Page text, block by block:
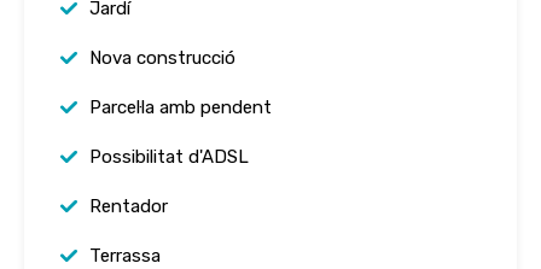
Jardí
Nova construcció
Parcel·la amb pendent
Possibilitat d'ADSL
Rentador
Terrassa